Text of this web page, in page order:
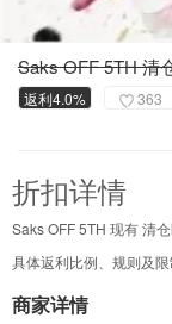
Saks OFF 5TH 清
返利4.0% 363
折扣详情
Saks OFF 5TH 现有 清
具体返利比例、规则及限
商家详情